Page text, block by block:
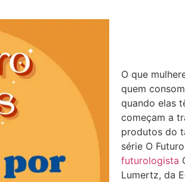
O que
quem
quando elas
começam a
produtos do
série O
futurologista
Lumertz, da